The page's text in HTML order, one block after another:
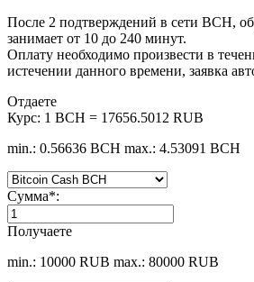
После 2 подтверждений в сети BCH,
занимает от 10 до 240 минут.
Оплату необходимо произвести в
истечении данного времени, заявка
Отдаете
Курс: 1 BCH = 17656.5012 RUB
min.: 0.56636 BCH max.: 4.53091 BCH
Сумма*:
Получаете
min.: 10000 RUB max.: 80000 RUB